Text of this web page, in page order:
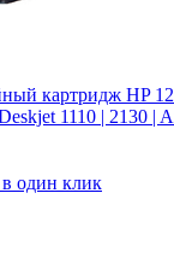
картридж HP
1110 | 2130 |
один клик